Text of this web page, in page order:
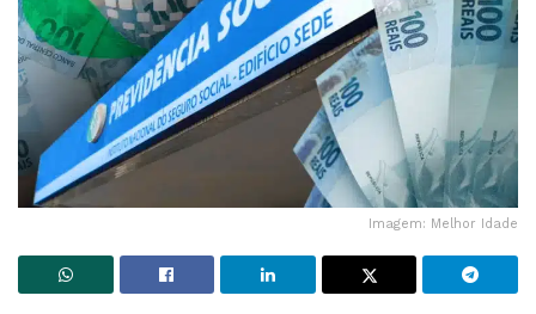
Imagem: Melhor Idade